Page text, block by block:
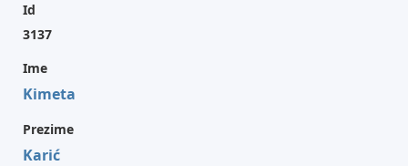
Id
3137
Ime
Kimeta
Prezime
Karić